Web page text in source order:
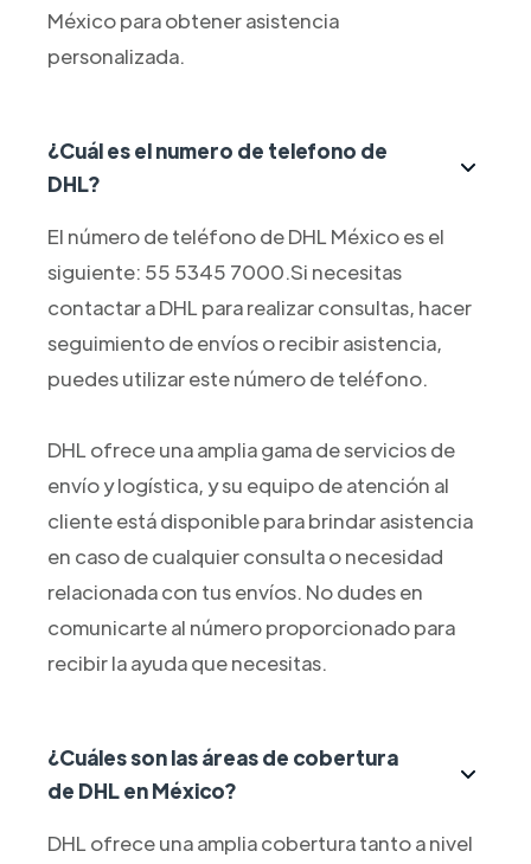
México para obtener asistencia
personalizada.
¿Cuál es el numero de telefono de
DHL?
El número de teléfono de DHL México es el
siguiente: 55 5345 7000.Si necesitas
contactar a DHL para realizar consultas, hacer
seguimiento de envíos o recibir asistencia,
puedes utilizar este número de teléfono.
DHL ofrece una amplia gama de servicios de
envío y logística, y su equipo de atención al
cliente está disponible para brindar asistencia
en caso de cualquier consulta o necesidad
relacionada con tus envíos. No dudes en
comunicarte al número proporcionado para
recibir la ayuda que necesitas.
¿Cuáles son las áreas de cobertura
de DHL en México?
DHL ofrece una amplia cobertura tanto a nivel